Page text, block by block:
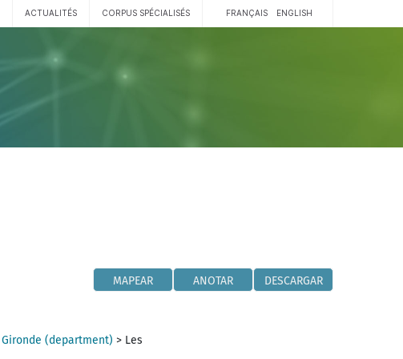
ACTUALITÉS CORPUS SPÉCIALISÉS FRANÇAIS ENGLISH
MAPEAR ANOTAR DESCARGAR
Gironde (department) > Les